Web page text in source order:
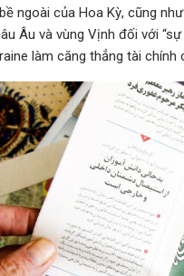
ngoài của Hoa Kỳ, cũng
Âu và vùng Vịnh đối với
làm căng thẳng tài chính